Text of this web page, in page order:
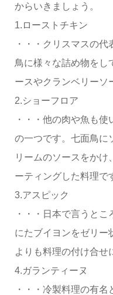
からいきましょう。
1.ローストチキン
・・・クリスマスの
鳥に様々な詰め物をし
ースやクランベリーソ
2.ショーフロア
・・・他の肉や魚も
の一つです。七面鳥に
リームのソースをかけ
ーティングした料理で
3.アスピック
・・・日本で言うと
にたブイヨンをゼリー
よりも料理の付け合せ
4.ガランティーヌ
・・・冷製料理の有